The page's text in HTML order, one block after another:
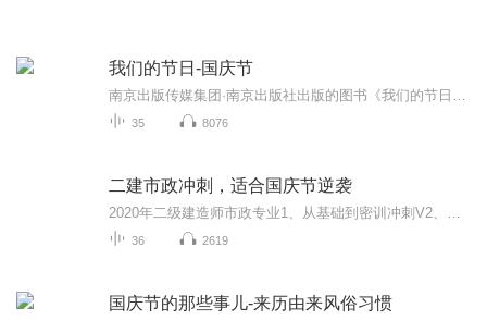
我们的节日-国庆节
35 8076
二建市政冲刺，适合国庆节逆袭
36 2619
国庆节的那些事儿-来历由来风俗习惯